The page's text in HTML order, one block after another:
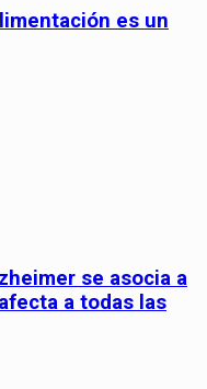
es un
se asocia a
a todas las